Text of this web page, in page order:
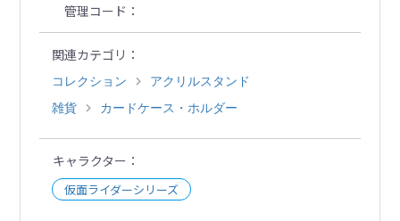
管理コード
関連カテゴリ
コレクション
アクリルスタンド
雑貨
カードケース・ホルダー
キャラクター
仮面ライダーシリーズ